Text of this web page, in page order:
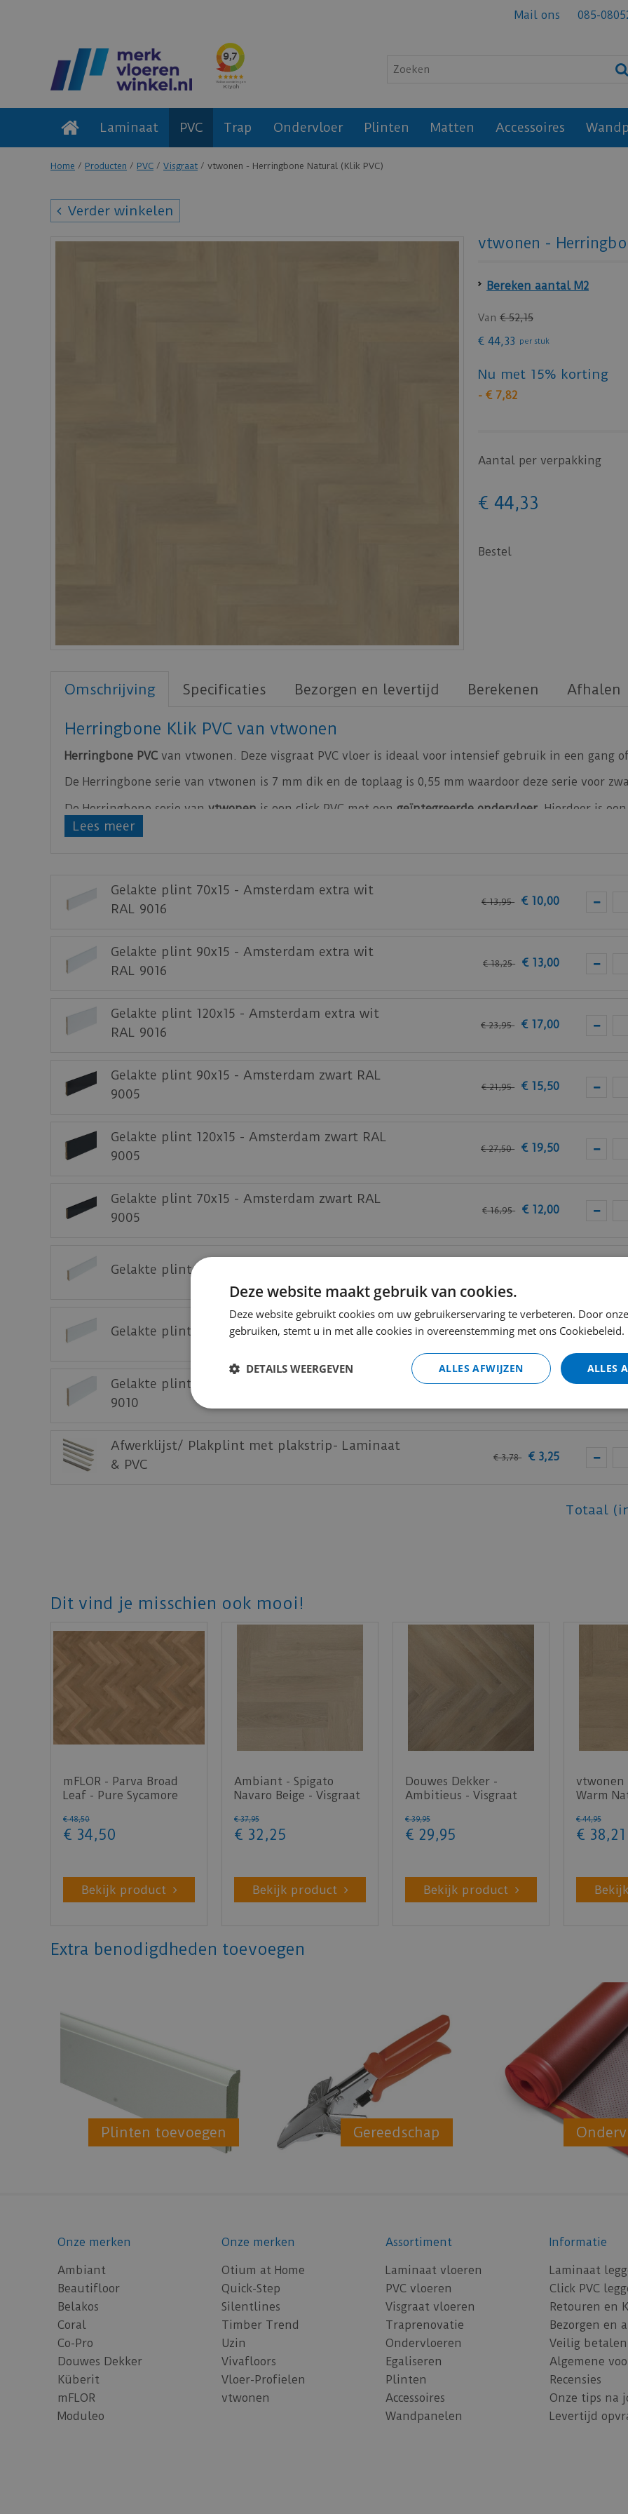
Home Producten PVC Visgraat vtwonen - Herringbone Natural (Klik PVC)
Mail ons 085-
Laminaat PVC Trap Ondervloer Plinten Matten Accessoires
Verder winkelen
vtwonen -
Bereken aantal M2
Van € 52,15
€ 44,33 per stuk
Nu met 15% korting
- € 7,82
Aantal per verpakking
€ 44,33
Bestel
Omschrijving Specificaties Bezorgen en levertijd Berekenen Afhalen
Herringbone Klik PVC van vtwonen
Herringbone PVC van vtwonen. Deze visgraat PVC vloer is ideaal voor intensief gebruik in een gang
De Herringbone serie van vtwonen is 7 mm dik en de toplaag is 0,55 mm waardoor deze serie voor
De Herringbone serie van vtwonen is een click PVC met een geïntegreerde ondervloer . Hierdoor is
Klikhiervoor de leginstructies van de
Staal aanvragen
Benieuwd hoe deze nieuwe vloer eruit ziet bij je nieuwe of huidige meubels? Vraag dan nu
Lees meer
Gelakte plint 70x15 - Amsterdam extra wit
RAL 9016
€ 13,95 € 10,00
Gelakte plint 90x15 - Amsterdam extra wit
RAL 9016
€ 18,25 € 13,00
Gelakte plint 120x15 - Amsterdam extra wit
RAL 9016
€ 23,95 € 17,00
Gelakte plint 90x15 - Amsterdam zwart RAL
9005
€ 21,95 € 15,50
Gelakte plint 120x15 - Amsterdam zwart RAL
9005
€ 27,50 € 19,50
Gelakte plint 70x15 - Amsterdam zwart RAL
9005
€ 16,95 € 12,00
Gelakte plint 70x15 - Amsterdam wit RAL 9010
Gelakte plint 90x15 - Amsterdam wit RAL 9010 € 16,50 € 11,75
Gelakte plint 120x15 - Amsterdam wit RAL
9010
Afwerklijst/ Plakplint met plakstrip- Laminaat
& PVC
€ 3,78 € 3,25
Totaal
Dit vind je misschien ook mooi!
mFLOR - Parva Broad
Leaf - Pure Sycamore
€ 48,50
€ 34,50
Bekijk product
Ambiant - Spigato
Navaro Beige - Visgraat
€ 37,95
€ 32 ,25
Bekijk product
Douwes Dekker -
Ambitieus - Visgraat
PVC)
€ 39,95
€ 29,95
Bekijk product
vtwonen
Warm
€ 44,95
€ 38,21
Extra benodigdheden toevoegen
Plinten toevoegen Gereedschap
Onze merken
Ambiant
Beautifloor
Belakos
Coral
Co-Pro
Douwes Dekker
Küberit
mFLOR
Moduleo
Onze merken
Otium at Home
Quick-Step
Silentlines
Timber Trend
Uzin
Vivafloors
Vloer-Profielen
vtwonen
Assortiment
Laminaat vloeren
PVC vloeren
Visgraat vloeren
Traprenovatie
Ondervloeren
Egaliseren
Plinten
Accessoires
Wandpanelen
Informatie
Laminaat
Click PVC
Retouren en
Bezorgen en
Veilig betalen
Algemene
Recensies
Onze tips na
Levertijd
Deze website maakt gebruik van cookies.
Deze website gebruikt cookies om uw gebruikerservaring te verbeteren. Door
gebruiken, stemt u in met alle cookies in overeenstemming met ons Cookiebeleid.
ALLES
ALLES AFWIJZEN
DETAILS WEERGEVEN